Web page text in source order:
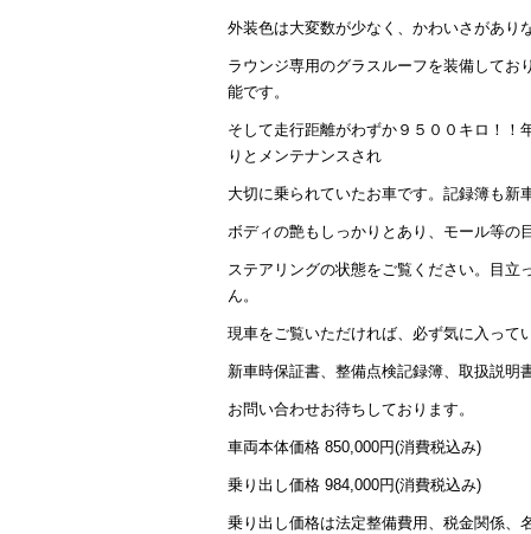
外装色は大変数が少なく、かわいさがあり
ラウンジ専用のグラスルーフを装備してお
能です。
そして走行距離がわずか９５００キロ！！
りとメンテナンスされ
大切に乗られていたお車です。記録簿も新
ボディの艶もしっかりとあり、モール等の
ステアリングの状態をご覧ください。目
ん。
現車をご覧いただければ、必ず気に入って
新車時保証書、整備点検記録簿、取扱説明
お問い合わせお待ちしております。
車両本体価格 850,000円(消費税込み)
乗り出し価格 984,000円(消費税込み)
乗り出し価格は法定整備費用、税金関係、